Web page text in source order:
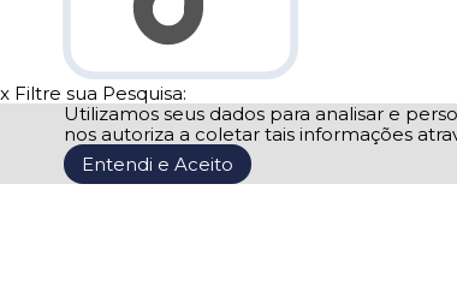
x Filtre sua Pesquisa:
Utilizamos seus dados para analisar e
nos autoriza a coletar tais informações
Entendi e Aceito